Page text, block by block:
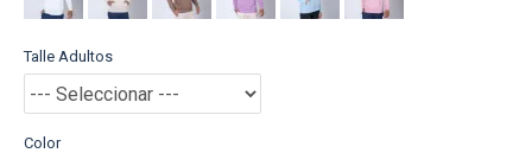
Talle Adultos
Color